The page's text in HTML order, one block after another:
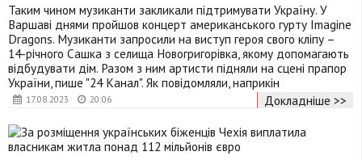
17.08.2023 20:06
Таким чином музиканти закликали підтримувати Україну. У
Варшаві днями пройшов концерт американського гурту Imagine
Dragons. Музиканти запросили на виступ героя свого кліпу –
14-річного Сашка з селища Новогригорівка, якому допомагають
відбудувати дім. Разом з ним артисти підняли на сцені прапор
України, пише "24 Канал". Як повідомляли, наприкін
Докладніше >>